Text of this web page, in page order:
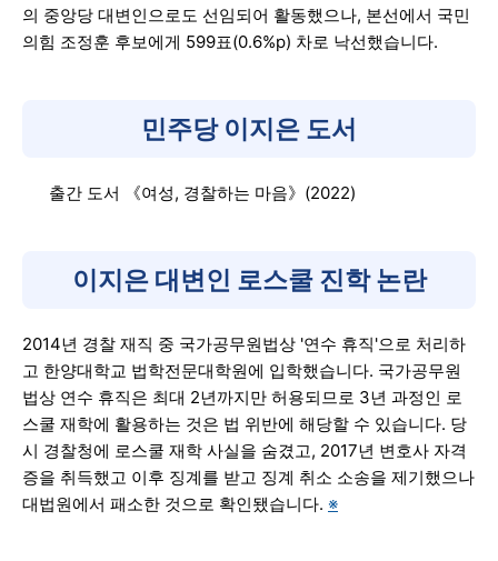
의 중앙당 대변인으로도 선임되어 활동했으나, 본선에서 국민
의힘 조정훈 후보에게 599표(0.6%p) 차로 낙선했습니다.
민주당 이지은 도서
출간 도서 《여성, 경찰하는 마음》(2022)
이지은 대변인 로스쿨 진학 논란
2014년 경찰 재직 중 국가공무원법상 '연수 휴직'으로 처리하
고 한양대학교 법학전문대학원에 입학했습니다. 국가공무원
법상 연수 휴직은 최대 2년까지만 허용되므로 3년 과정인 로
스쿨 재학에 활용하는 것은 법 위반에 해당할 수 있습니다. 당
시 경찰청에 로스쿨 재학 사실을 숨겼고, 2017년 변호사 자격
증을 취득했고 이후 징계를 받고 징계 취소 소송을 제기했으나
대법원에서 패소한 것으로 확인됐습니다. ※